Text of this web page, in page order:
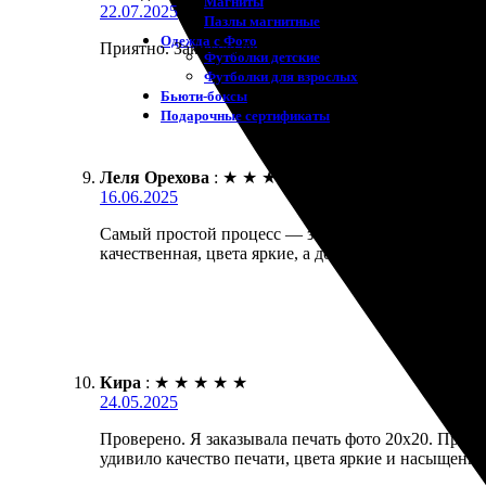
Пазлы магнитные
Одежда с Фото
Футболки детские
Футболки для взрослых
Бьюти-боксы
Подарочные сертификаты
22.07.2025
Приятно. Заказала фото 20х20. Всё сделали
Леля Орехова : ★ ★ ★
16.06.2025
Самый простой процесс — загрузила фото,
качественная, цвета яркие, а доставка пришла в
Кира : ★ ★ ★ ★ ★
24.05.2025
Проверено. Я заказывала печать фото 20х20.
удивило качество печати, цвета яркие и